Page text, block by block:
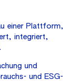
einer Plattform,
integriert,
und
und ESG-